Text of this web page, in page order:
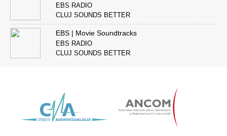
EBS RADIO
CLUJ SOUNDS BETTER
EBS | Movie Soundtracks
EBS RADIO
CLUJ SOUNDS BETTER